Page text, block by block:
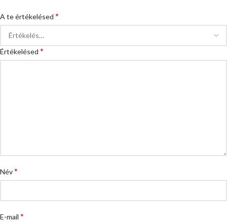
A te értékelésed *
Értékelésed *
Név*
E-mail *